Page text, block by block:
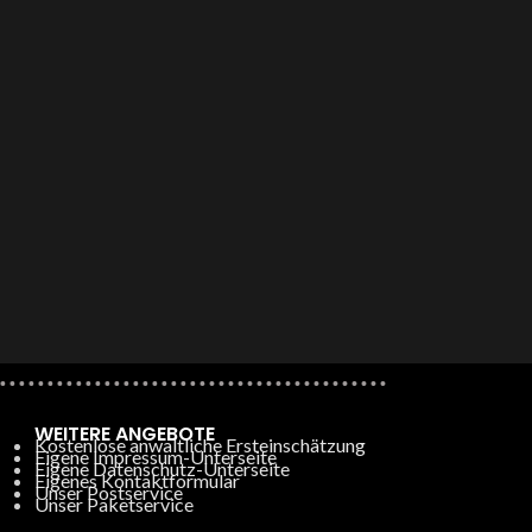
WEITERE ANGEBOTE
Kostenlose anwaltliche Ersteinschätzung
Eigene Impressum-Unterseite
Eigene Datenschutz-Unterseite
Eigenes Kontaktformular
Unser Postservice
Unser Paketservice